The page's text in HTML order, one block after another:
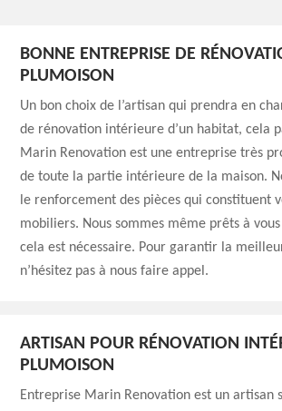
BONNE ENTREPRISE DE
PLUMOISON
Un bon choix de l’artisan qui prendra en
de rénovation intérieure d’un habitat, cela
Marin Renovation est une entreprise très
de toute la partie intérieure de la maison.
le renforcement des pièces qui constituent
mobiliers. Nous sommes même prêts à
cela est nécessaire. Pour garantir la
n’hésitez pas à nous faire appel.
ARTISAN POUR RÉNOVATION
PLUMOISON
Entreprise Marin Renovation est un artisan